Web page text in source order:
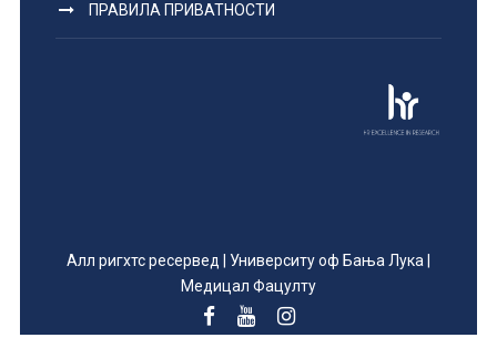
ПРАВИЛА ПРИВАТНОСТИ
Алл ригхтс ресервед | Университy оф Бања Лука |
Медицал Фацултy